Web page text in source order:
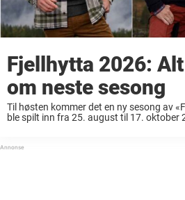
Fjellhytta 2026:
om neste sesong
Til høsten kommer det en ny sesong av
ble spilt inn fra 25. august til 17. oktober